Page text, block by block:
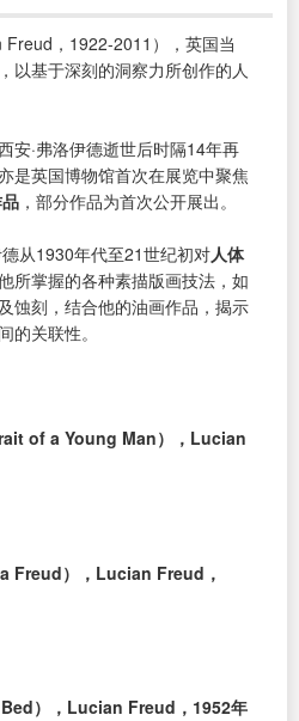
Freud，1922-2011），英国当
以基于深刻的洞察力所创作的人
安·弗洛伊德逝世后时隔14年再
是英国博物馆首次在展览中聚焦
，部分作品为首次公开展出。
从1930年代至21世纪初对人体
所掌握的各种素描版画技法，如
蚀刻，结合他的油画作品，揭示
的关联性。
of a Young Man），Lucian
Freud），Lucian Freud，
Bed），Lucian Freud，1952年